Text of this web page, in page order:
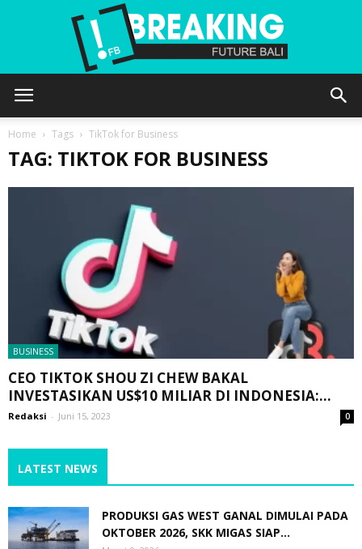
Home Tags TikTok for Business
TAG: TIKTOK FOR BUSINESS
BUSINESS
CEO TIKTOK SHOU ZI CHEW BAKAL
INVESTASIKAN US$10 MILIAR DI INDONESIA:...
Redaksi - Juni 15, 2023 0
LATEST NEWS
PRODUKSI GAS WEST GANAL DIMULAI PADA
OKTOBER 2026, SKK MIGAS SIAP...